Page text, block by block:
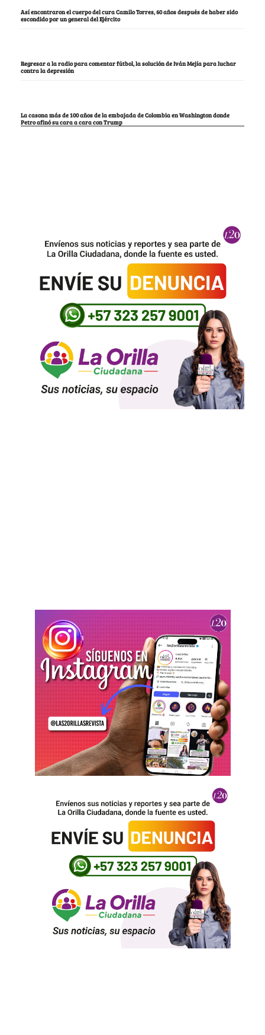
Así encontraron el cuerpo del cura Camilo Torres, 60 años después de haber sido
escondido por un general del Ejército
Regresar a la radio para comentar fútbol, la solución de Iván Mejía para luchar
contra la depresión
La casona más de 100 años de la embajada de Colombia en Washington donde
Petro afinó su cara a cara con Trump